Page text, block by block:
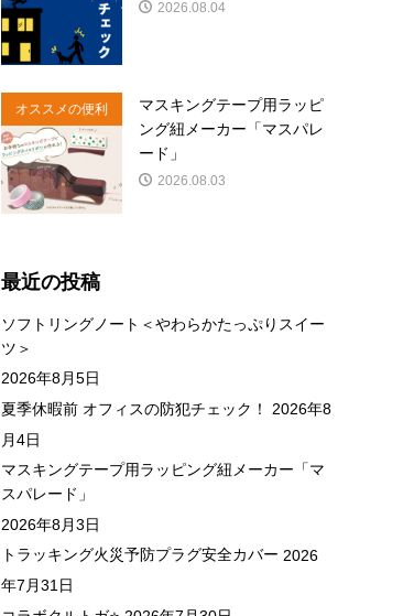
2026.08.04
オススメの便利
商品
マスキングテープ用ラッピ
ング紐メーカー「マスパレ
ード」
2026.08.03
最近の投稿
ソフトリングノート＜やわらかたっぷりスイー
ツ＞
2026年8月5日
夏季休暇前 オフィスの防犯チェック！
2026年8
月4日
マスキングテープ用ラッピング紐メーカー「マ
スパレード」
2026年8月3日
トラッキング火災予防プラグ安全カバー 2026
年7月31日